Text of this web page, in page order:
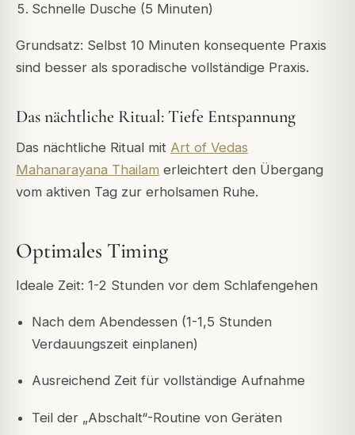
Schnelle Dusche (5 Minuten)
Grundsatz: Selbst 10 Minuten konsequente Praxis
sind besser als sporadische vollständige Praxis.
Das nächtliche Ritual: Tiefe Entspannung
Das nächtliche Ritual mit Art of Vedas
Mahanarayana Thailam erleichtert den Übergang
vom aktiven Tag zur erholsamen Ruhe.
Optimales Timing
Ideale Zeit: 1-2 Stunden vor dem Schlafengehen
Nach dem Abendessen (1-1,5 Stunden
Verdauungszeit einplanen)
Ausreichend Zeit für vollständige Aufnahme
Teil der „Abschalt“-Routine von Geräten